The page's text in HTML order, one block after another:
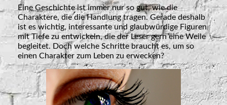
Eine Geschichte ist immer nur so gut, wie die
Charaktere, die die Handlung tragen. Gerade deshalb
ist es wichtig, interessante und glaubwürdige Figuren
mit Tiefe zu entwickeln, die der Leser gern eine Weile
begleitet. Doch welche Schritte braucht es, um so
einen Charakter zum Leben zu erwecken?